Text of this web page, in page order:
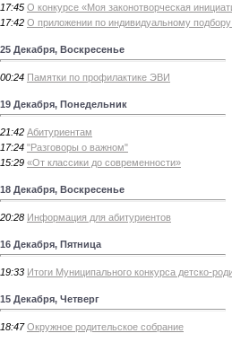
17:45 О конкурсе «Моя законотворческая
17:42 О приложении по индивидуальному подбору
25 Декабря, Воскресенье
00:24 Памятки по профилактике ЭВИ
19 Декабря, Понедельник
21:42 Абитуриентам
17:24 "Разговоры о важном"
15:29 «От классики до современности»
18 Декабря, Воскресенье
20:28 Информация для абитуриентов
16 Декабря, Пятница
19:33 Итоги Муниципального конкурса детско-
15 Декабря, Четверг
18:47 Окружное родительское собрание